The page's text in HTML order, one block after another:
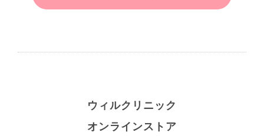
ウィルクリニック
オンラインストア